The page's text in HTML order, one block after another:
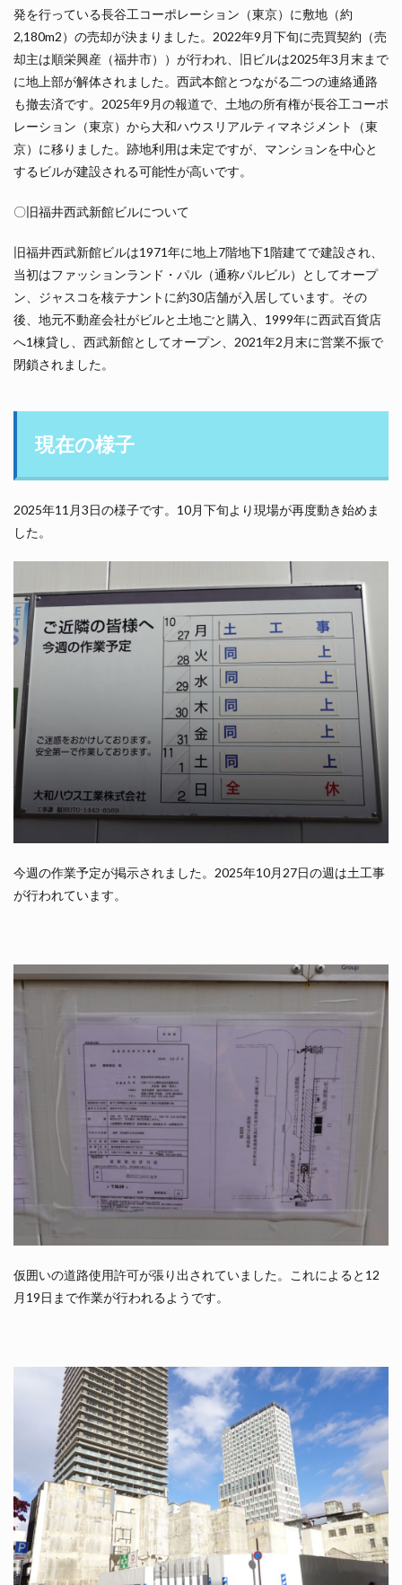
発を行っている長谷工コーポレーション（東京）に敷地（約
2,180m2）の売却が決まりました。2022年9月下旬に売買契約（売
却主は順栄興産（福井市））が行われ、旧ビルは2025年3月末まで
に地上部が解体されました。西武本館とつながる二つの連絡通路
も撤去済です。2025年9月の報道で、土地の所有権が長谷工コーポ
レーション（東京）から大和ハウスリアルティマネジメント（東
京）に移りました。跡地利用は未定ですが、マンションを中心と
するビルが建設される可能性が高いです。
〇旧福井西武新館ビルについて
旧福井西武新館ビルは1971年に地上7階地下1階建てで建設され、
当初はファッションランド・パル（通称パルビル）としてオープ
ン、ジャスコを核テナントに約30店舗が入居しています。その
後、地元不動産会社がビルと土地ごと購入、1999年に西武百貨店
へ1棟貸し、西武新館としてオープン、2021年2月末に営業不振で
閉鎖されました。
現在の様子
2025年11月3日の様子です。10月下旬より現場が再度動き始めま
した。
今週の作業予定が掲示されました。2025年10月27日の週は土工事
が行われています。
仮囲いの道路使用許可が張り出されていました。これによると12
月19日まで作業が行われるようです。